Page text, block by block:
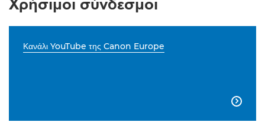
Χρήσιμοι σύνδεσμοι
Κανάλι YouTube της Canon Europe
